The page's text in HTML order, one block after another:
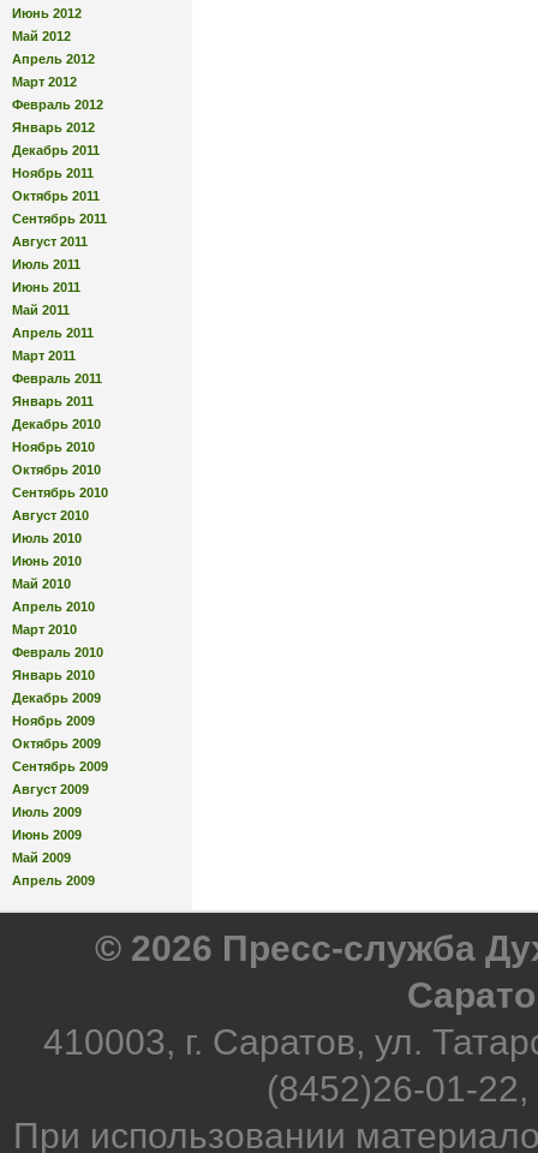
Июнь 2012
Май 2012
Апрель 2012
Март 2012
Февраль 2012
Январь 2012
Декабрь 2011
Ноябрь 2011
Октябрь 2011
Сентябрь 2011
Август 2011
Июль 2011
Июнь 2011
Май 2011
Апрель 2011
Март 2011
Февраль 2011
Январь 2011
Декабрь 2010
Ноябрь 2010
Октябрь 2010
Сентябрь 2010
Август 2010
Июль 2010
Июнь 2010
Май 2010
Апрель 2010
Март 2010
Февраль 2010
Январь 2010
Декабрь 2009
Ноябрь 2009
Октябрь 2009
Сентябрь 2009
Август 2009
Июль 2009
Июнь 2009
Май 2009
Апрель 2009
© 2026 Пресс-служба
410003, г. Саратов, ул.
(8452)26-01-
При использовании